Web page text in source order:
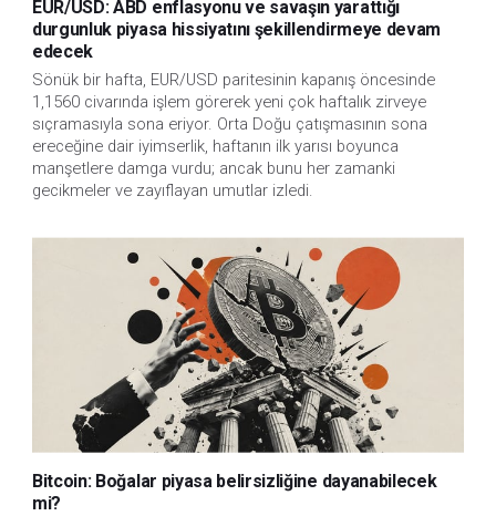
EUR/USD: ABD enflasyonu ve savaşın yarattığı
durgunluk piyasa hissiyatını şekillendirmeye devam
edecek
Sönük bir hafta, EUR/USD paritesinin kapanış öncesinde
1,1560 civarında işlem görerek yeni çok haftalık zirveye
sıçramasıyla sona eriyor. Orta Doğu çatışmasının sona
ereceğine dair iyimserlik, haftanın ilk yarısı boyunca
manşetlere damga vurdu; ancak bunu her zamanki
gecikmeler ve zayıflayan umutlar izledi.
Bitcoin: Boğalar piyasa belirsizliğine dayanabilecek
mi?